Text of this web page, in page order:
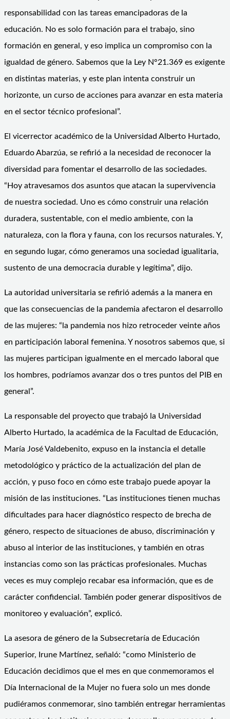
responsabilidad con las tareas emancipadoras de la
educación. No es solo formación para el trabajo, sino
formación en general, y eso implica un compromiso con la
igualdad de género. Sabemos que la Ley N°21.369 es exigente
en distintas materias, y este plan intenta construir un
horizonte, un curso de acciones para avanzar en esta materia
en el sector técnico profesional”.
El vicerrector académico de la Universidad Alberto Hurtado,
Eduardo Abarzúa, se refirió a la necesidad de reconocer la
diversidad para fomentar el desarrollo de las sociedades.
“Hoy atravesamos dos asuntos que atacan la supervivencia
de nuestra sociedad. Uno es cómo construir una relación
duradera, sustentable, con el medio ambiente, con la
naturaleza, con la flora y fauna, con los recursos naturales. Y,
en segundo lugar, cómo generamos una sociedad igualitaria,
sustento de una democracia durable y legítima”, dijo.
La autoridad universitaria se refirió además a la manera en
que las consecuencias de la pandemia afectaron el desarrollo
de las mujeres: “la pandemia nos hizo retroceder veinte años
en participación laboral femenina. Y nosotros sabemos que, si
las mujeres participan igualmente en el mercado laboral que
los hombres, podríamos avanzar dos o tres puntos del PIB en
general”.
La responsable del proyecto que trabajó la Universidad
Alberto Hurtado, la académica de la Facultad de Educación,
María José Valdebenito, expuso en la instancia el detalle
metodológico y práctico de la actualización del plan de
acción, y puso foco en cómo este trabajo puede apoyar la
misión de las instituciones. “Las instituciones tienen muchas
dificultades para hacer diagnóstico respecto de brecha de
género, respecto de situaciones de abuso, discriminación y
abuso al interior de las instituciones, y también en otras
instancias como son las prácticas profesionales. Muchas
veces es muy complejo recabar esa información, que es de
carácter confidencial. También poder generar dispositivos de
monitoreo y evaluación”, explicó.
La asesora de género de la Subsecretaría de Educación
Superior, Irune Martínez, señaló: “como Ministerio de
Educación decidimos que el mes en que conmemoramos el
Día Internacional de la Mujer no fuera solo un mes donde
pudiéramos conmemorar, sino también entregar herramientas